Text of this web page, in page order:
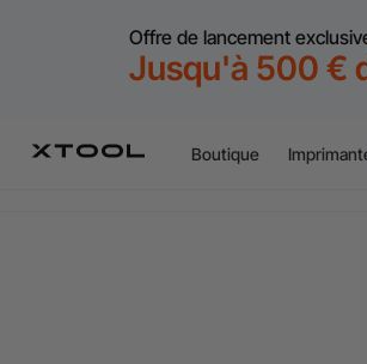
Offre de lancement
Jusqu'à 500 €
Boutique